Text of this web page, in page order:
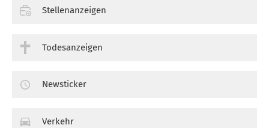
Stellenanzeigen
Todesanzeigen
Newsticker
Verkehr